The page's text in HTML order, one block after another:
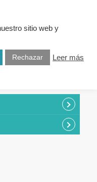
sitio web y
Rechazar
Leer más